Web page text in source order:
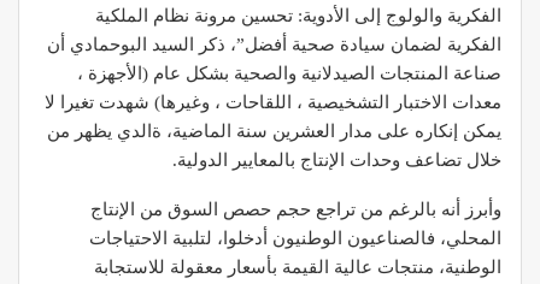
الفكرية والولوج إلى الأدوية: تحسين مرونة نظام الملكية
الفكرية لضمان سيادة صحية أفضل”، ذكر السيد البوحمادي أن
صناعة المنتجات الصيدلانية والصحية بشكل عام (الأجهزة ،
معدات الاختبار التشخيصية ، اللقاحات ، وغيرها) شهدت تغيرا لا
يمكن إنكاره على مدار العشرين سنة الماضية، ةالدي يظهر من
خلال تضاعف وحدات الإنتاج بالمعايير الدولية.
وأبرز أنه بالرغم من تراجع حجم حصص السوق من الإنتاج
المحلي، فالصناعيون الوطنيون أدخلوا، لتلبية الاحتياجات
الوطنية، منتجات عالية القيمة بأسعار معقولة للاستجابة